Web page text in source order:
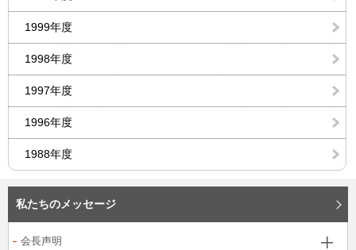
1999年度
1998年度
1997年度
1996年度
1988年度
私たちのメッセージ
会長声明